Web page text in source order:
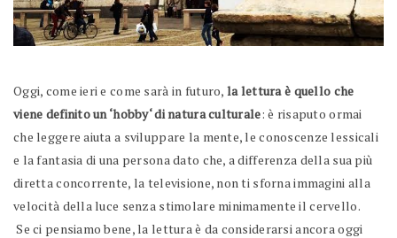
Oggi, come ieri e come sarà in futuro, la lettura è quello che
viene definito un ‘hobby‘ di natura culturale: è risaputo ormai
che leggere aiuta a sviluppare la mente, le conoscenze lessicali
e la fantasia di una persona dato che, a differenza della sua più
diretta concorrente, la televisione, non ti sforna immagini alla
velocità della luce senza stimolare minimamente il cervello.
Se ci pensiamo bene, la lettura è da considerarsi ancora oggi